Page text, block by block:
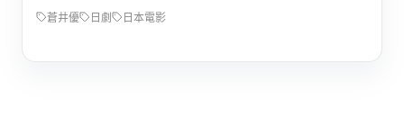
蒼井優 日劇 日本電影